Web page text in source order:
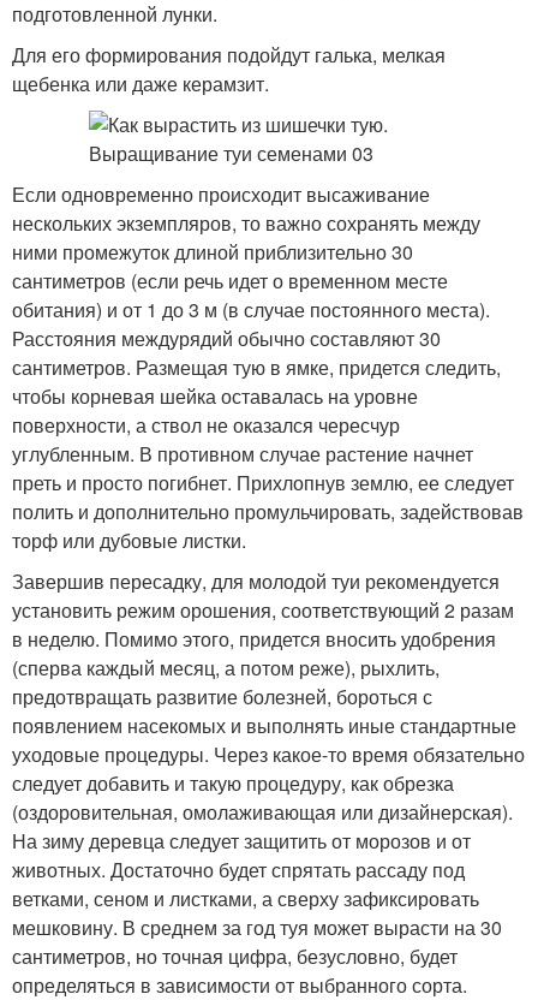
подготовленной лунки.
Для его формирования подойдут галька, мелкая
щебенка или даже керамзит.
Если одновременно происходит высаживание
нескольких экземпляров, то важно сохранять между
ними промежуток длиной приблизительно 30
сантиметров (если речь идет о временном месте
обитания) и от 1 до 3 м (в случае постоянного места).
Расстояния междурядий обычно составляют 30
сантиметров. Размещая тую в ямке, придется следить,
чтобы корневая шейка оставалась на уровне
поверхности, а ствол не оказался чересчур
углубленным. В противном случае растение начнет
преть и просто погибнет. Прихлопнув землю, ее следует
полить и дополнительно промульчировать, задействовав
торф или дубовые листки.
Завершив пересадку, для молодой туи рекомендуется
установить режим орошения, соответствующий 2 разам
в неделю. Помимо этого, придется вносить удобрения
(сперва каждый месяц, а потом реже), рыхлить,
предотвращать развитие болезней, бороться с
появлением насекомых и выполнять иные стандартные
уходовые процедуры. Через какое-то время обязательно
следует добавить и такую процедуру, как обрезка
(оздоровительная, омолаживающая или дизайнерская).
На зиму деревца следует защитить от морозов и от
животных. Достаточно будет спрятать рассаду под
ветками, сеном и листками, а сверху зафиксировать
мешковину. В среднем за год туя может вырасти на 30
сантиметров, но точная цифра, безусловно, будет
определяться в зависимости от выбранного сорта.